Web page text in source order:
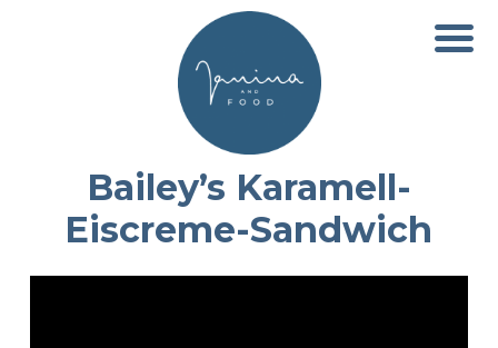
Bailey’s Karamell-
Eiscreme-Sandwich